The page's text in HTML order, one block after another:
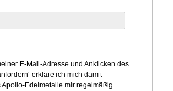
E-Mail-Adresse und Anklicken des
erkläre ich mich damit
Edelmetalle mir regelmäßig